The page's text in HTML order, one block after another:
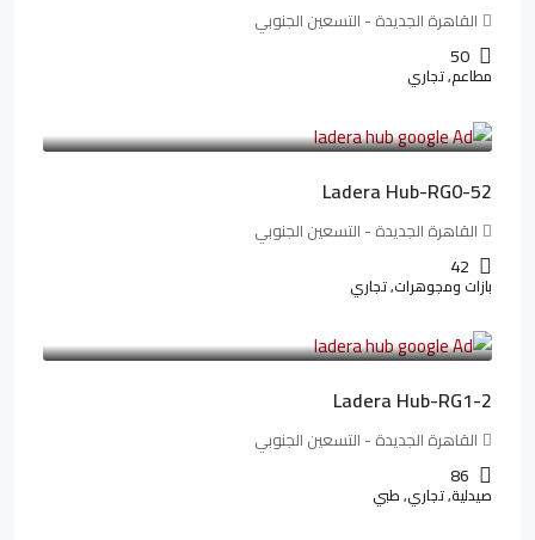
القاهرة الجديدة - التسعين الجنوبي
50
مطاعم, تجاري
Ladera Hub-RG0-52
القاهرة الجديدة - التسعين الجنوبي
42
بازات ومجوهرات, تجاري
Ladera Hub-RG1-2
القاهرة الجديدة - التسعين الجنوبي
86
صيدلية, تجاري, طبي